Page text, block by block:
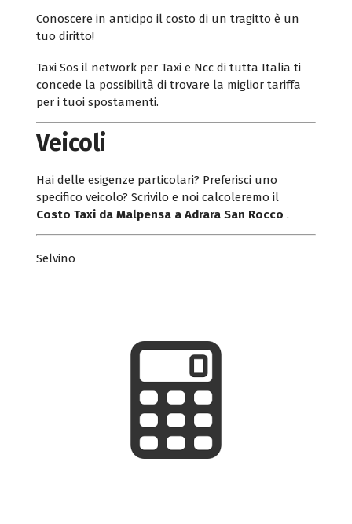
Conoscere in anticipo il costo di un tragitto è un
tuo diritto!
Taxi Sos il network per Taxi e Ncc di tutta Italia ti
concede la possibilità di trovare la miglior tariffa
per i tuoi spostamenti.
Veicoli
Hai delle esigenze particolari? Preferisci uno
specifico veicolo? Scrivilo e noi calcoleremo il
Costo Taxi da Malpensa a Adrara San Rocco .
Selvino